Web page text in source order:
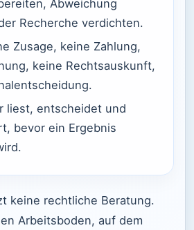
Abweichung
Recherche verdichten.
Zusage, keine Zahlung,
keine Rechtsauskunft,
liest, entscheidet und
bevor ein Ergebnis
keine rechtliche Beratung.
Arbeitsboden, auf dem